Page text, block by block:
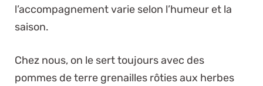
l’accompagnement varie selon l’humeur et la
saison.
Chez nous, on le sert toujours avec des
pommes de terre grenailles rôties aux herbes